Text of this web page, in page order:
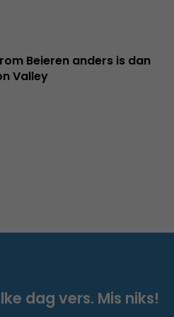
Beieren anders is dan
Valley
dag vers. Mis niks!